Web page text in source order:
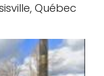
Québec